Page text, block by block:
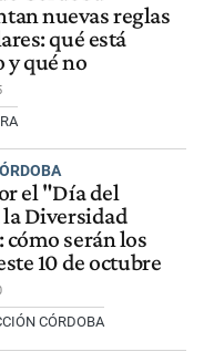
nuevas reglas
qué está
qué no
el "Día del
la Diversidad
serán los
10 de octubre
CÓRDOBA